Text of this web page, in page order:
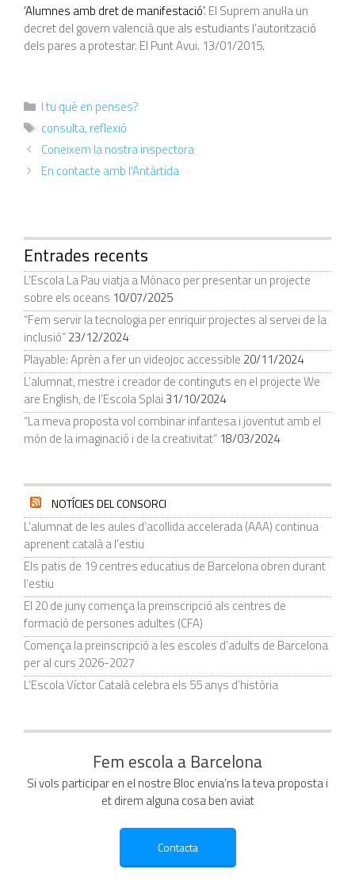
‘Alumnes amb dret de manifestació’. El Suprem anul·la un
decret del govern valencià que als estudiants l’autorització
dels pares a protestar. El Punt Avui. 13/01/2015.
I tu què en penses?
consulta, reflexió
Coneixem la nostra inspectora
En contacte amb l’Antàrtida
Entrades recents
L’Escola La Pau viatja a Mònaco per presentar un projecte
sobre els oceans 10/07/2025
“Fem servir la tecnologia per enriquir projectes al servei de la
inclusió”23/12/2024
Playable: Aprèn a fer un videojoc accessible 20/11/2024
L’alumnat, mestre i creador de continguts en el projecte We
are English, de l’Escola Splai 31/10/2024
“La meva proposta vol combinar infantesa i joventut amb el
món de la imaginació i de la creativitat” 18/03/2024
NOTÍCIES DEL CONSORCI
L’alumnat de les aules d’acollida accelerada (AAA) continua
aprenent català a l'estiu
Els patis de 19 centres educatius de Barcelona obren durant
l’estiu
El 20 de juny comença la preinscripció als centres de
formació de persones adultes (CFA)
Comença la preinscripció a les escoles d’adults de Barcelona
per al curs 2026-2027
L’Escola Víctor Català celebra els 55 anys d’història
Fem escola a Barcelona
Si vols participar en el nostre Bloc envia’ns la teva proposta i
et direm alguna cosa ben aviat